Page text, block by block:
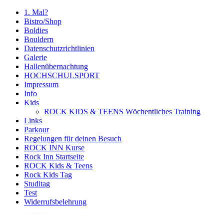
1. Mal?
Bistro/Shop
Boldies
Bouldern
Datenschutzrichtlinien
Galerie
Hallenübernachtung
HOCHSCHULSPORT
Impressum
Info
Kids
ROCK KIDS & TEENS Wöchentliches Training
Links
Parkour
Regelungen für deinen Besuch
ROCK INN Kurse
Rock Inn Startseite
ROCK Kids & Teens
Rock Kids Tag
Studitag
Test
Widerrufsbelehrung